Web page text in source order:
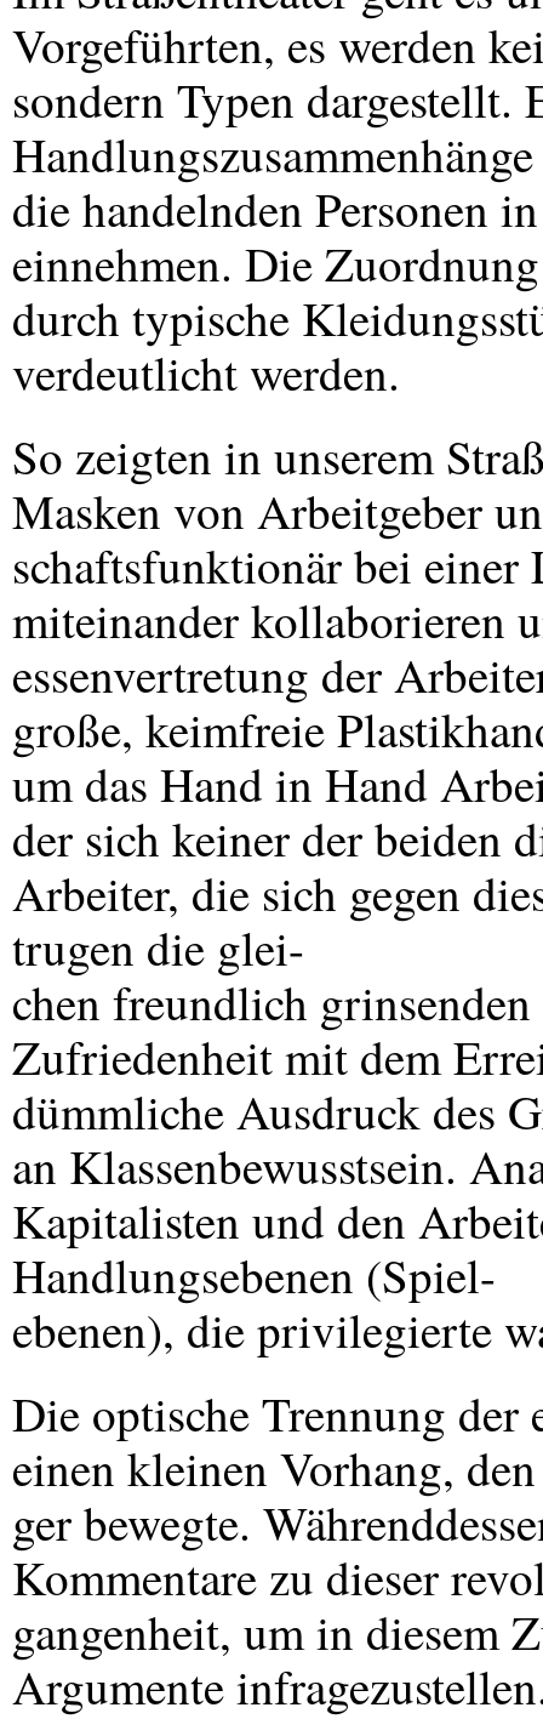
Vorgeführten, es werden
sondern Typen dargestellt.
die handelnden Personen
einnehmen. Die
durch typische
verdeutlicht werden.
So zeigten in unserem
Masken von Arbeitgeber
schaftsfunktionär bei einer
miteinander kollaborieren
essenvertretung der
große, keimfreie
um das Hand in Hand
der sich keiner der beiden
Arbeiter, die sich gegen
trugen die glei-
chen freundlich
Zufriedenheit mit dem
dümmliche Ausdruck des
an Klassenbewusstsein.
Kapitalisten und den
Handlungsebenen (Spiel-
ebenen), die privilegierte
Die optische Trennung der
einen kleinen Vorhang,
ger bewegte.
Kommentare zu dieser
gangenheit, um in diesem
Argumente